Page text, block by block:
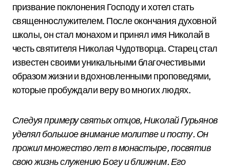
призвание поклонения Господу и хотел стать
священнослужителем. После окончания духовной
школы, он стал монахом и принял имя Николай в
честь святителя Николая Чудотворца. Старец стал
известен своими уникальными благочестивыми
образом жизни и вдохновленными проповедями,
которые пробуждали веру во многих людях.
Следуя примеру святых отцов, Николай Гурьянов
уделял большое внимание молитве и посту. Он
прожил множество лет в монастыре, посвятив
свою жизнь служению Богу и ближним. Его